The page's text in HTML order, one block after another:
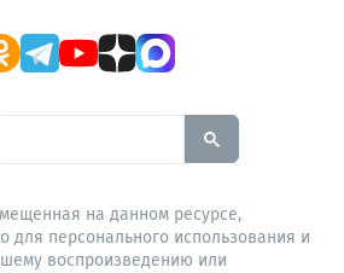
search this site, enter a
на данном ресурсе,
для персонального использования и
воспроизведению или